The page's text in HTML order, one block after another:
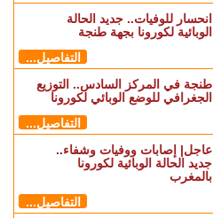
انحسار للوفيات.. جديد الحالة
الوبائية لكورونا بجهة طنجة
التفاصيل...
طنجة في المركز السادس.. التوزيع
الجغرافي للوضع الوبائي لكورونا
التفاصيل...
عاجل| إصابات ووفيات وشفاء..
جديد الحالة الوبائية لكورونا
بالمغرب
التفاصيل...